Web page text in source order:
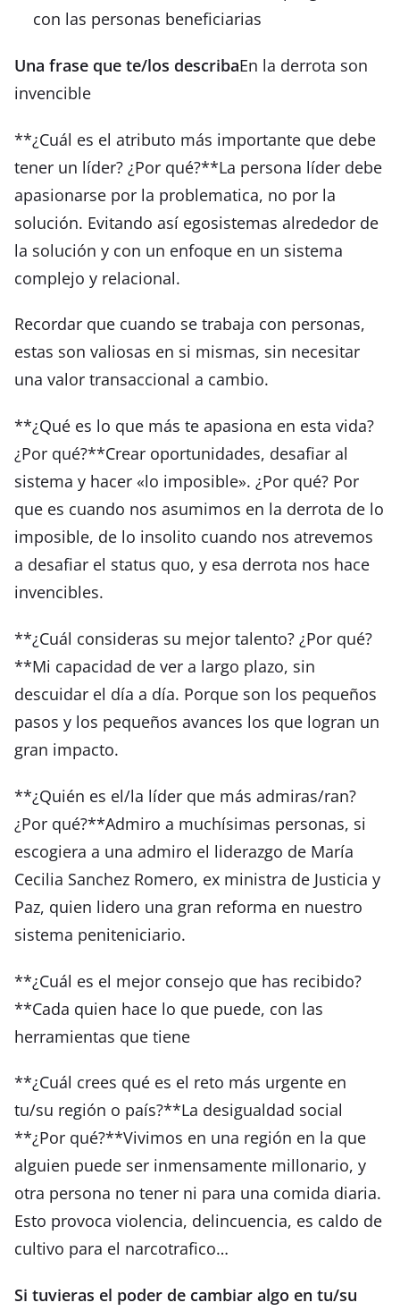
con las personas beneficiarias
Una frase que te/los describaEn la derrota son
invencible
**¿Cuál es el atributo más importante que debe
tener un líder? ¿Por qué?**La persona líder debe
apasionarse por la problematica, no por la
solución. Evitando así egosistemas alrededor de
la solución y con un enfoque en un sistema
complejo y relacional.
Recordar que cuando se trabaja con personas,
estas son valiosas en si mismas, sin necesitar
una valor transaccional a cambio.
**¿Qué es lo que más te apasiona en esta vida?
¿Por qué?**Crear oportunidades, desafiar al
sistema y hacer «lo imposible». ¿Por qué? Por
que es cuando nos asumimos en la derrota de lo
imposible, de lo insolito cuando nos atrevemos
a desafiar el status quo, y esa derrota nos hace
invencibles.
**¿Cuál consideras su mejor talento? ¿Por qué?
**Mi capacidad de ver a largo plazo, sin
descuidar el día a día. Porque son los pequeños
pasos y los pequeños avances los que logran un
gran impacto.
**¿Quién es el/la líder que más admiras/ran?
¿Por qué?**Admiro a muchísimas personas, si
escogiera a una admiro el liderazgo de María
Cecilia Sanchez Romero, ex ministra de Justicia y
Paz, quien lidero una gran reforma en nuestro
sistema peniteniciario.
**¿Cuál es el mejor consejo que has recibido?
**Cada quien hace lo que puede, con las
herramientas que tiene
**¿Cuál crees qué es el reto más urgente en
tu/su región o país?**La desigualdad social
**¿Por qué?**Vivimos en una región en la que
alguien puede ser inmensamente millonario, y
otra persona no tener ni para una comida diaria.
Esto provoca violencia, delincuencia, es caldo de
cultivo para el narcotrafico…
Si tuvieras el poder de cambiar algo en tu/su